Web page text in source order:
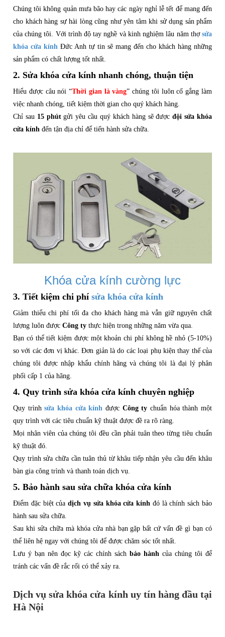
Chúng tôi không quản mưa bão hay các ngày nghỉ lễ tết để mang đến
cho khách hàng sự hài lòng cũng như yên tâm khi sử dụng sản phẩm
của chúng tôi. Với trình độ tay nghề và kinh nghiệm lâu năm thợ sửa
khóa cửa kính Đức Anh tự tin sẽ mang đến cho khách hàng những
sản phẩm có chất lượng tốt nhất.
2. Sửa khóa cửa kính nhanh chóng, thuận tiện
Hiểu được câu nói “Thời gian là vàng” chúng tôi luôn cố gắng làm
việc nhanh chóng, tiết kiệm thời gian cho quý khách hàng.
Chỉ sau 15 phútgửi yêu cầu quý khách hàng sẽ đượcđội sửa khóa
cửa kính đến tận địa chỉ để tiến hành sửa chữa.
Khóa cửa kính cường lực
3. Tiết kiệm chi phí sửa khóa cửa kính
Giảm thiểu chi phí tối đa cho khách hàng mà vẫn giữ nguyên chất
lượng luôn được Công ty thực hiện trong những năm vừa qua.
Bạn có thể tiết kiệm được một khoản chi phí không hề nhỏ (5-10%)
so với các đơn vị khác. Đơn giản là do các loại phụ kiện thay thế của
chúng tôi được nhập khẩu chính hãng và chúng tôi là đại lý phân
phối cấp 1 của hãng.
4. Quy trình sửa khóa cửa kính chuyên nghiệp
Quy trìnhsửa khóa cửa kính được Công ty chuẩn hóa thành một
quy trình với các tiêu chuẩn kỹ thuật được đề ra rõ ràng.
Mọi nhân viên của chúng tôi đều cần phải tuân theo từng tiêu chuẩn
kỹ thuật đó.
Quy trình sửa chữa cần tuân thủ từ khâu tiếp nhận yêu cầu đến khâu
bàn gia công trình và thanh toán dịch vụ.
5. Bảo hành sau sửa chữa khóa cửa kính
Điểm đặc biệt củadịch vụ sửa khóa cửa kính đó là chính sách bảo
hành sau sửa chữa.
Sau khi sửa chữa mà khóa cửa nhà bạn gặp bất cứ vấn đề gì bạn có
thể liên hệ ngay với chúng tôi để được chăm sóc tốt nhất.
Lưu ý bạn nên đọc kỹ các chính sách bảo hành của chúng tôi để
tránh các vấn đề rắc rối có thể xảy ra.
Dịch vụ sửa khóa cửa kính uy tín hàng đầu tại
Hà Nội